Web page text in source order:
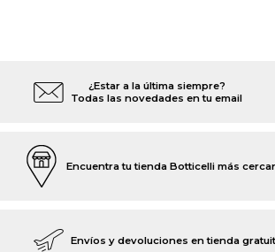
¿Estar a la última siempre?
Todas las novedades en tu email
Encuentra tu tienda Botticelli más
Envíos y devoluciones en tienda